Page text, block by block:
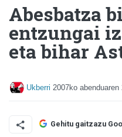
Abesbatza
entzungai
eta bihar
Ukberri 2007ko abenduaren
Gehitu gaitzazu